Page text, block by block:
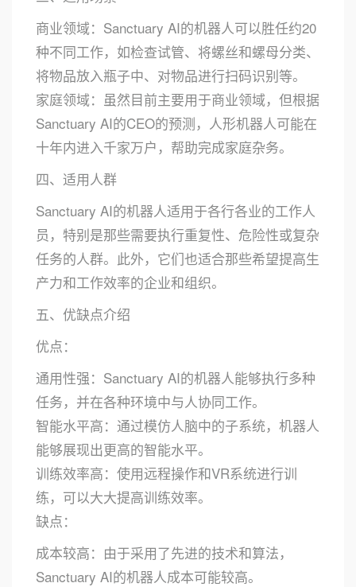
商业领域：Sanctuary AI的机器人可以胜任约20
种不同工作，如检查试管、将螺丝和螺母分类、
将物品放入瓶子中、对物品进行扫码识别等。
家庭领域：虽然目前主要用于商业领域，但根据
Sanctuary AI的CEO的预测，人形机器人可能在
十年内进入千家万户，帮助完成家庭杂务。
四、适用人群
Sanctuary AI的机器人适用于各行各业的工作人
员，特别是那些需要执行重复性、危险性或复杂
任务的人群。此外，它们也适合那些希望提高生
产力和工作效率的企业和组织。
五、优缺点介绍
优点：
通用性强：Sanctuary AI的机器人能够执行多种
任务，并在各种环境中与人协同工作。
智能水平高：通过模仿人脑中的子系统，机器人
能够展现出更高的智能水平。
训练效率高：使用远程操作和VR系统进行训
练，可以大大提高训练效率。
缺点：
成本较高：由于采用了先进的技术和算法，
Sanctuary AI的机器人成本可能较高。